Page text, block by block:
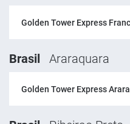
Golden Tower Express
Brasil Araraquara
Golden Tower Express